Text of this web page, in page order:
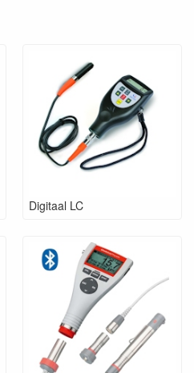
Digitaal LC